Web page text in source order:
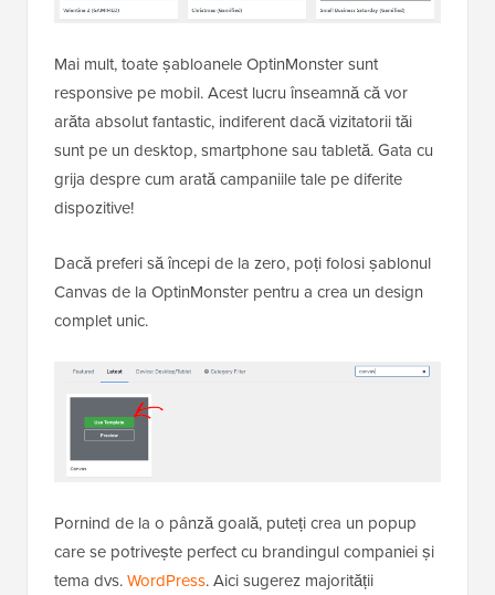
Mai mult, toate șabloanele OptinMonster sunt
responsive pe mobil. Acest lucru înseamnă că vor
arăta absolut fantastic, indiferent dacă vizitatorii tăi
sunt pe un desktop, smartphone sau tabletă. Gata cu
grija despre cum arată campaniile tale pe diferite
dispozitive!
Dacă preferi să începi de la zero, poți folosi șablonul
Canvas de la OptinMonster pentru a crea un design
complet unic.
Pornind de la o pânză goală, puteți crea un popup
care se potrivește perfect cu brandingul companiei și
tema dvs.WordPress. Aici sugerez majorității